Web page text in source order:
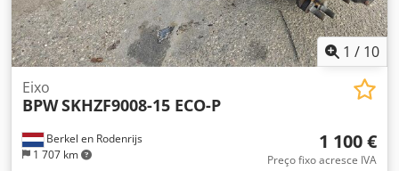
1 / 10
Berkel en Rodenrijs
1 707 km
Eixo
BPWSKHZF9008-15 ECO-P
1 100 €
Preço fixo acresce IVA